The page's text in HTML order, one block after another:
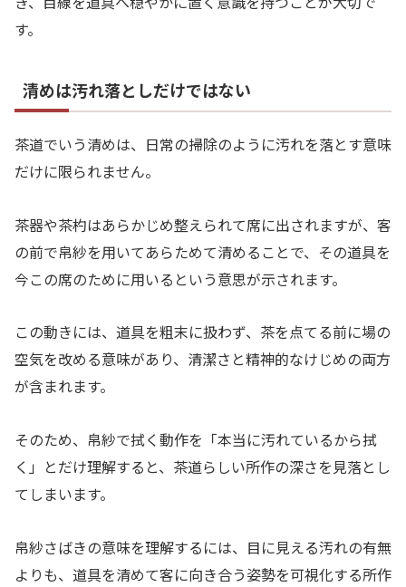
す。
清めは汚れ落としだけではない
茶道でいう清めは、日常の掃除のように汚れを落とす意味
だけに限られません。
茶器や茶杓はあらかじめ整えられて席に出されますが、客
の前で帛紗を用いてあらためて清めることで、その道具を
今この席のために用いるという意思が示されます。
この動きには、道具を粗末に扱わず、茶を点てる前に場の
空気を改める意味があり、清潔さと精神的なけじめの両方
が含まれます。
そのため、帛紗で拭く動作を「本当に汚れているから拭
く」とだけ理解すると、茶道らしい所作の深さを見落とし
てしまいます。
帛紗さばきの意味を理解するには、目に見える汚れの有無
よりも、道具を清めて客に向き合う姿勢を可視化する所作